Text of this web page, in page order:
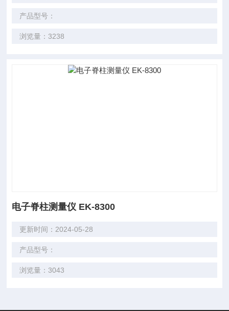
产品型号：
浏览量：3238
电子脊柱测量仪 EK-8300
更新时间：2024-05-28
产品型号：
浏览量：3043